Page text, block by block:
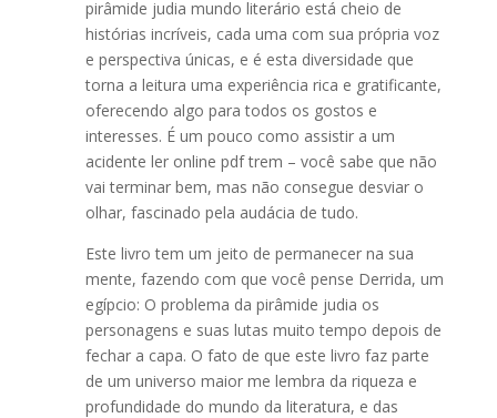
pirâmide judia mundo literário está cheio de
histórias incríveis, cada uma com sua própria voz
e perspectiva únicas, e é esta diversidade que
torna a leitura uma experiência rica e gratificante,
oferecendo algo para todos os gostos e
interesses. É um pouco como assistir a um
acidente ler online pdf trem – você sabe que não
vai terminar bem, mas não consegue desviar o
olhar, fascinado pela audácia de tudo.
Este livro tem um jeito de permanecer na sua
mente, fazendo com que você pense Derrida, um
egípcio: O problema da pirâmide judia os
personagens e suas lutas muito tempo depois de
fechar a capa. O fato de que este livro faz parte
de um universo maior me lembra da riqueza e
profundidade do mundo da literatura, e das